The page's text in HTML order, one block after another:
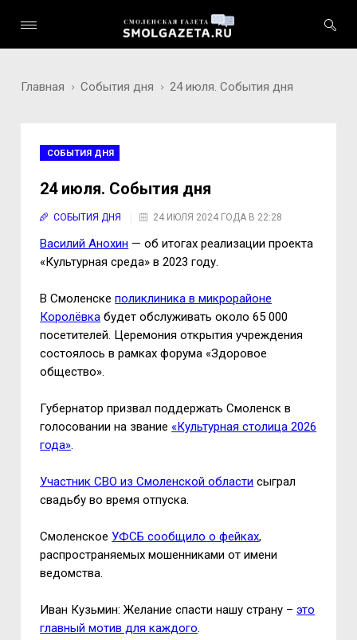
Главная События дня 24 июля. События дня
СОБЫТИЯ ДНЯ
24 июля. События дня
СОБЫТИЯ ДНЯ 24 ИЮЛЯ 2024 ГОДА В 22:28
Василий Анохин — об итогах реализации проекта
«Культурная среда» в 2023 году.
В Смоленскеполиклиника в микрорайоне
Королёвка будет обслуживать около 65 000
посетителей. Церемония открытия учреждения
состоялось в рамках форума «Здоровое
общество».
Губернатор призвал поддержать Смоленск в
голосовании на звание «Культурная столица 2026
года».
Участник СВО из Смоленской области сыграл
свадьбу во время отпуска.
СмоленскоеУФСБ сообщило о фейках,
распространяемых мошенниками от имени
ведомства.
Иван Кузьмин: Желание спасти нашу страну –это
главный мотив для каждого.